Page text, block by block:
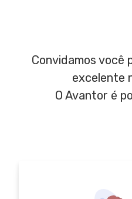
Convidamos você
excelente
O Avantor é